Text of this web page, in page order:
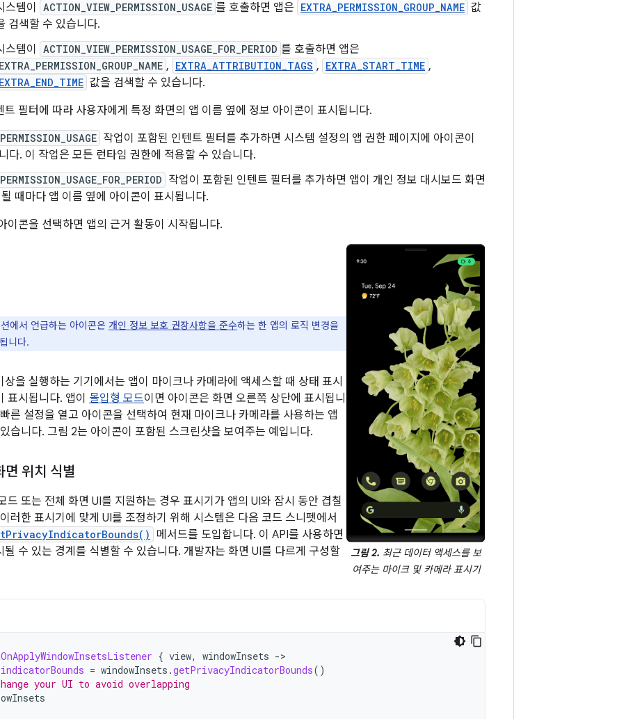
스템이
ACTION_VIEW_PERMISSION_USAGE 를 호출하면 앱은 EXTRA_PERMISSION_GROUP_NAME 값
검색할 수 있습니다.
스템이
ACTION_VIEW_PERMISSION_USAGE_FOR_PERIOD 를 호출하면 앱은
EXTRA_PERMISSION_GROUP_NAME , EXTRA_ATTRIBUTION_TAGS , EXTRA_START_TIME ,
EXTRA_END_TIME 값을 검색할 수 있습니다.
트 필터에 따라 사용자에게 특정 화면의 앱 이름 옆에 정보 아이콘이 표시됩니다.
작업이 포함된 인텐트 필터를 추가하면 시스템 설정의 앱 권한 페이지에 아이콘이
다. 이 작업은 모든 런타임 권한에 적용할 수 있습니다.
작업이 포함된 인텐트 필터를 추가하면 앱이 개인 정보 대시보드 화면
때마다 앱 이름 옆에 아이콘이 표시됩니다.
이콘을 선택하면 앱의 근거 활동이 시작됩니다.
그림 2. 최근 데이터 액세스를 보
여주는 마이크 및 카메라 표시기
에서 언급하는 아이콘은 개인 정보 보호 권장사항을 준수하는 한 앱의 로직 변경을
니다.
을 실행하는 기기에서는 앱이 마이크나 카메라에 액세스할 때 상태 표시
표시됩니다. 앱이 몰입형 모드이면 아이콘은 화면 오른쪽 상단에 표시됩니
른 설정을 열고 아이콘을 선택하여 현재 마이크나 카메라를 사용하는 앱
습니다. 그림 2는 아이콘이 포함된 스크린샷을 보여주는 예입니다.
면 위치 식별
드 또는 전체 화면 UI를 지원하는 경우 표시기가 앱의 UI와 잠시 동안 겹칠
러한 표시기에 맞게 UI를 조정하기 위해 시스템은 다음 코드 스니펫에서
메서드를 도입합니다. 이 API를 사용하면
될 수 있는 경계를 식별할 수 있습니다. 개발자는 화면 UI를 다르게 구성할
{ view, windowInsets -
indicatorBounds = windowInsets .getPrivacyIndicatorBounds()
your UI to avoid overlapping